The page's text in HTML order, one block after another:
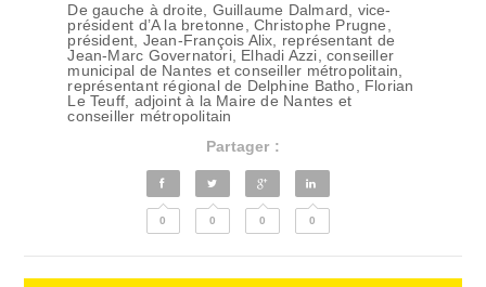
De gauche à droite, Guillaume Dalmard, vice-
président d’A la bretonne, Christophe Prugne,
président, Jean-François Alix, représentant de
Jean-Marc Governatori, Elhadi Azzi, conseiller
municipal de Nantes et conseiller métropolitain,
représentant régional de Delphine Batho, Florian
Le Teuff, adjoint à la Maire de Nantes et
conseiller métropolitain
Partager :
0 0 0 0